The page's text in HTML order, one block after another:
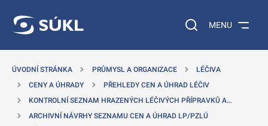
Vyhledávání na
MENU
ÚVODNÍ STRÁNKA PRŮMYSL A ORGANIZACE
LÉČIVA
CENY A ÚHRADY
PŘEHLEDY CEN A ÚHRAD LÉČIV
KONTROLNÍ SEZNAM HRAZENÝCH LÉČIVÝCH PŘÍPRAVKŮ A…
ARCHIVNÍ NÁVRHY SEZNAMU CEN A ÚHRAD LP/PZLÚ